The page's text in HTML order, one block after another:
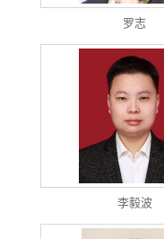
罗志
李毅波